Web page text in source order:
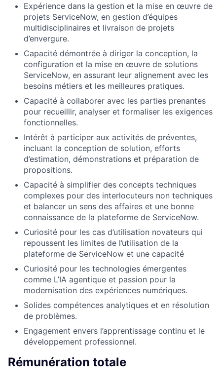
Expérience dans la gestion et la mise en œuvre de
projets ServiceNow, en gestion d’équipes
multidisciplinaires et livraison de projets
d’envergure.
Capacité démontrée à diriger la conception, la
configuration et la mise en œuvre de solutions
ServiceNow, en assurant leur alignement avec les
besoins métiers et les meilleures pratiques.
Capacité à collaborer avec les parties prenantes
pour recueillir, analyser et formaliser les exigences
fonctionnelles.
Intérêt à participer aux activités de préventes,
incluant la conception de solution, efforts
d’estimation, démonstrations et préparation de
propositions.
Capacité à simplifier des concepts techniques
complexes pour des interlocuteurs non techniques
et balancer un sens des affaires et une bonne
connaissance de la plateforme de ServiceNow.
Curiosité pour les cas d’utilisation novateurs qui
repoussent les limites de l’utilisation de la
plateforme de ServiceNow et une capacité
Curiosité pour les technologies émergentes
comme L’IA agentique et passion pour la
modernisation des expériences numériques.
Solides compétences analytiques et en résolution
de problèmes.
Engagement envers l’apprentissage continu et le
développement professionnel.
Rémunération totale